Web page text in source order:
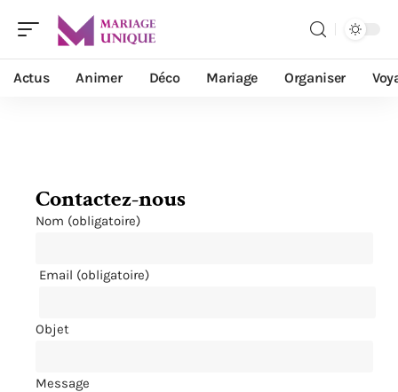
Actus Animer Déco Mariage Organiser
Contactez-nous
Nom (obligatoire)
Email (obligatoire)
Objet
Message